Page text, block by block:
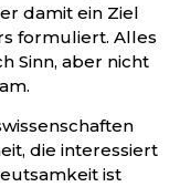
damit ein Ziel
formuliert. Alles
Sinn, aber nicht
die interessiert
ist